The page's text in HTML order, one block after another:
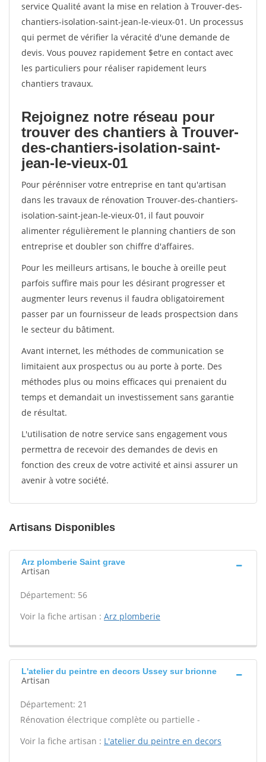
service Qualité avant la mise en relation à Trouver-des-
chantiers-isolation-saint-jean-le-vieux-01. Un processus
qui permet de vérifier la véracité d'une demande de
devis. Vous pouvez rapidement $etre en contact avec
les particuliers pour réaliser rapidement leurs
chantiers travaux.
Rejoignez notre réseau pour
trouver des chantiers à Trouver-
des-chantiers-isolation-saint-
jean-le-vieux-01
Pour pérénniser votre entreprise en tant qu'artisan
dans les travaux de rénovation Trouver-des-chantiers-
isolation-saint-jean-le-vieux-01, il faut pouvoir
alimenter régulièrement le planning chantiers de son
entreprise et doubler son chiffre d'affaires.
Pour les meilleurs artisans, le bouche à oreille peut
parfois suffire mais pour les désirant progresser et
augmenter leurs revenus il faudra obligatoirement
passer par un fournisseur de leads prospectsion dans
le secteur du bâtiment.
Avant internet, les méthodes de communication se
limitaient aux prospectus ou au porte à porte. Des
méthodes plus ou moins efficaces qui prenaient du
temps et demandait un investissement sans garantie
de résultat.
L'utilisation de notre service sans engagement vous
permettra de recevoir des demandes de devis en
fonction des creux de votre activité et ainsi assurer un
avenir à votre société.
Artisans Disponibles
Arz plomberie Saint grave
Artisan
Département: 56
Voir la fiche artisan : Arz plomberie
L'atelier du peintre en decors Ussey sur brionne
Artisan
Département: 21
Rénovation électrique complète ou partielle -
Voir la fiche artisan : L'atelier du peintre en decors